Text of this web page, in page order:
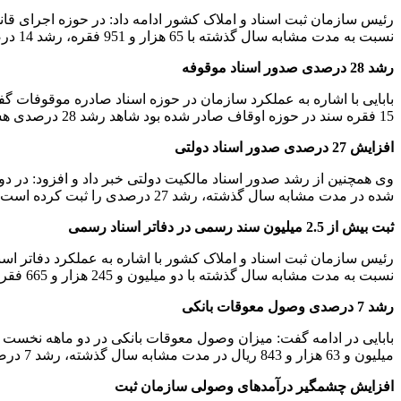
نسبت به مدت مشابه سال گذشته با 65 هزار و 951 فقره، رشد 14 درصدی داشته است.
رشد 28 درصدی صدور اسناد موقوفه
15 فقره سند در حوزه اوقاف صادر شده بود شاهد رشد 28 درصدی هستیم.
افزایش 27 درصدی صدور اسناد دولتی
شده در مدت مشابه سال گذشته، رشد 27 درصدی را ثبت کرده است.
ثبت بیش از 2.5 میلیون سند رسمی در دفاتر اسناد رسمی
نسبت به مدت مشابه سال گذشته با دو میلیون و 245 هزار و 665 فقره، افزایش 13 درصدی را نشان می‌دهد.
رشد 7 درصدی وصول معوقات بانکی
میلیون و 63 هزار و 843 ریال در مدت مشابه سال گذشته، رشد 7 درصدی داشته است.
افزایش چشمگیر درآمد‌های وصولی سازمان ثبت